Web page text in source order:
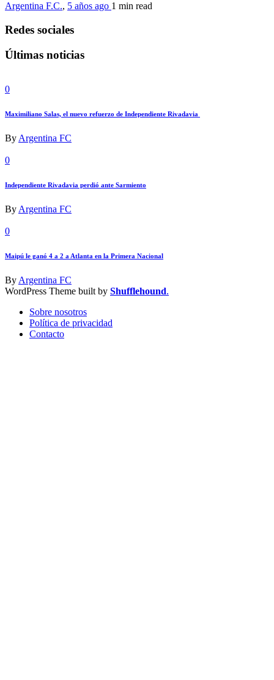
Argentina F.C., 5 años ago 1 min read
Redes sociales
Últimas noticias
0
Maximiliano Salas, el nuevo refuerzo de Independiente Rivadavia
By Argentina FC
0
Independiente Rivadavia perdió ante Sarmiento
By Argentina FC
0
Maipú le ganó 4 a 2 a Atlanta en la Primera Nacional
By Argentina FC
WordPress Theme built by Shufflehound.
Sobre nosotros
Política de privacidad
Contacto